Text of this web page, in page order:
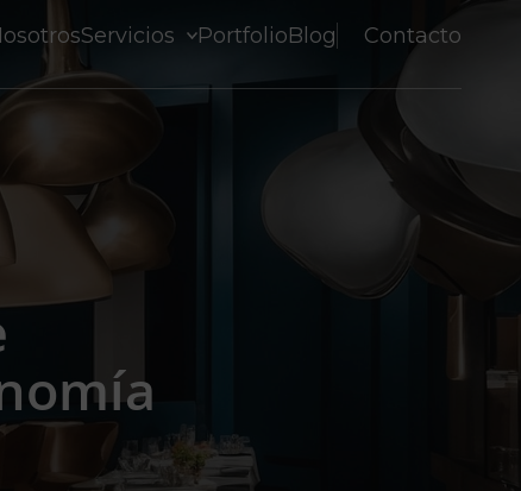
Servicios PortfolioBlog Contacto